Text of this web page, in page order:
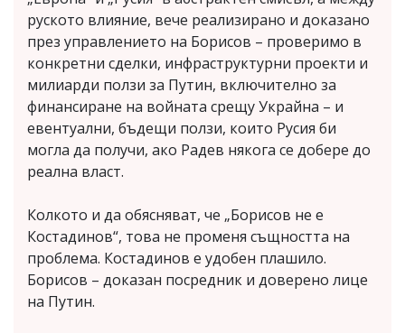
руското влияние, вече реализирано и доказано
през управлението на Борисов – проверимо в
конкретни сделки, инфраструктурни проекти и
милиарди ползи за Путин, включително за
финансиране на войната срещу Украйна – и
евентуални, бъдещи ползи, които Русия би
могла да получи, ако Радев някога се добере до
реална власт.
Колкото и да обясняват, че „Борисов не е
Костадинов“, това не променя същността на
проблема. Костадинов е удобен плашило.
Борисов – доказан посредник и доверено лице
на Путин.